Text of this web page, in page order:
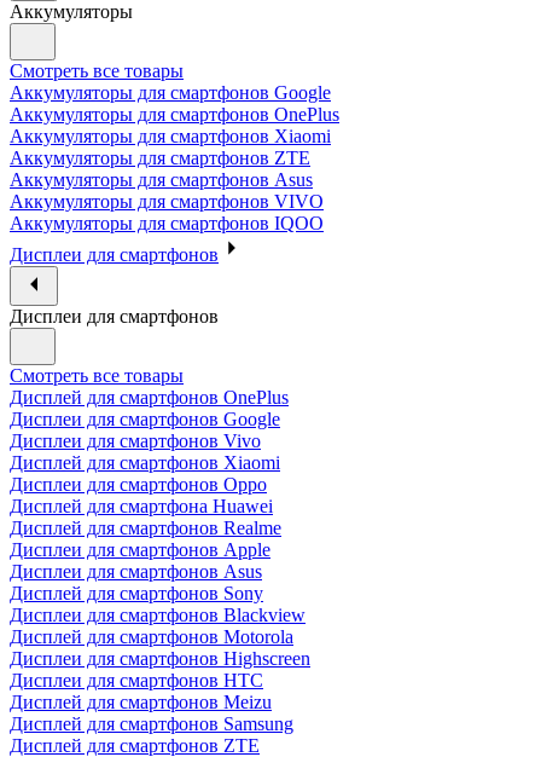
Аккумуляторы
Смотреть все товары
Аккумуляторы для смартфонов Google
Аккумуляторы для смартфонов OnePlus
Аккумуляторы для смартфонов Xiaomi
Аккумуляторы для смартфонов ZTE
Аккумуляторы для cмартфонов Asus
Аккумуляторы для смартфонов VIVO
Аккумуляторы для смартфонов IQOO
Дисплеи для смартфонов
Дисплеи для смартфонов
Смотреть все товары
Дисплей для смартфонов OnePlus
Дисплеи для смартфонов Google
Дисплеи для смартфонов Vivo
Дисплей для смартфонов Xiaomi
Дисплеи для смартфонов Oppo
Дисплей для смартфона Huawei
Дисплей для смартфонов Realme
Дисплеи для смартфонов Apple
Дисплеи для смартфонов Asus
Дисплей для смартфонов Sony
Дисплеи для смартфонов Blackview
Дисплей для смартфонов Motorola
Дисплеи для смартфонов Highscreen
Дисплеи для смартфонов HTC
Дисплей для смартфонов Meizu
Дисплей для смартфонов Samsung
Дисплей для смартфонов ZTE